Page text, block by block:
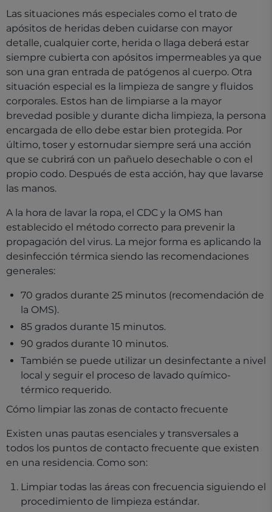
Las situaciones más especiales como el trato de
apósitos de heridas deben cuidarse con mayor
detalle, cualquier corte, herida o llaga deberá estar
siempre cubierta con apósitos impermeables ya que
son una gran entrada de patógenos al cuerpo. Otra
situación especial es la limpieza de sangre y fluidos
corporales. Estos han de limpiarse a la mayor
brevedad posible y durante dicha limpieza, la persona
encargada de ello debe estar bien protegida. Por
último, toser y estornudar siempre será una acción
que se cubrirá con un pañuelo desechable o con el
propio codo. Después de esta acción, hay que lavarse
las manos.
A la hora de lavar la ropa, el CDC y la OMS han
establecido el método correcto para prevenir la
propagación del virus. La mejor forma es aplicando la
desinfección térmica siendo las recomendaciones
generales:
70 grados durante 25 minutos (recomendación de
la OMS).
85 grados durante 15 minutos.
90 grados durante 10 minutos.
También se puede utilizar un desinfectante a nivel
local y seguir el proceso de lavado químico-
térmico requerido.
Cómo limpiar las zonas de contacto frecuente
Existen unas pautas esenciales y transversales a
todos los puntos de contacto frecuente que existen
en una residencia. Como son:
Limpiar todas las áreas con frecuencia siguiendo el
procedimiento de limpieza estándar.